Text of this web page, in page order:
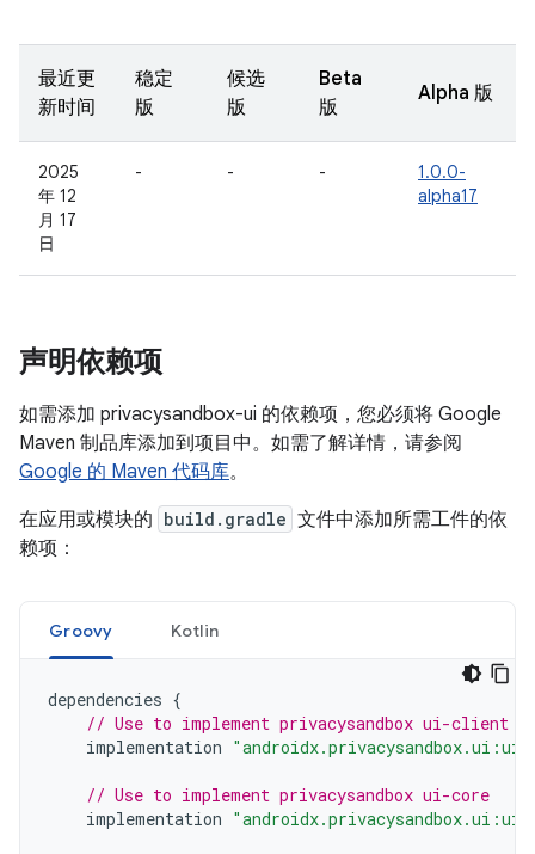
最近更
新时间
稳定
版
候选
版
Beta
版
Alpha 版
2025
年 12
月 17
日
- - -
1.0.0-
alpha17
声明依赖项
如需添加 privacysandbox-ui 的依赖项，您必须将 Google
Maven 制品库添加到项目中。如需了解详情，请参阅
Google 的 Maven 代码库。
在应用或模块的 build.gradle 文件中添加所需工件的依
赖项：
Groovy Kotlin
dependencies {
// Use to implement privacysandbox ui-client
implementation
// Use to implement privacysandbox ui-core
implementation